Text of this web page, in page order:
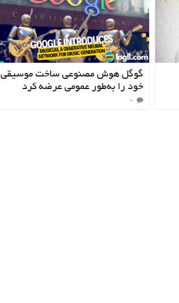
گوگل هوش مصنوعی ساخت موسیقی
خود را به‌طور عمومی عرضه کرد
۰